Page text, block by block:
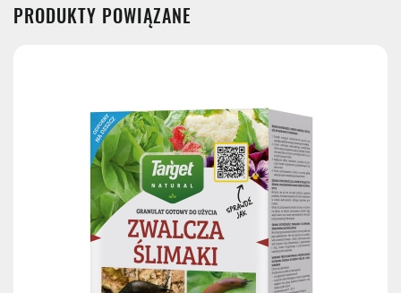
PRODUKTY POWIĄZANE